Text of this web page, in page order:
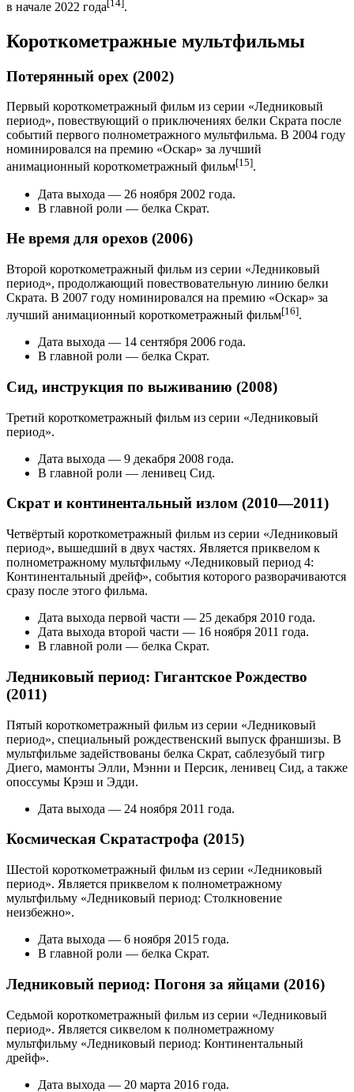
в начале 2022 года [14] .
Короткометражные мультфильмы
Потерянный орех (2002)
Первый короткометражный фильм из серии «Ледниковый
период», повествующий о приключениях белки Скрата после
событий первого полнометражного мультфильма. В 2004 году
номинировался на премию «Оскар» за лучший
анимационный короткометражный фильм[15].
Дата выхода — 26 ноября 2002 года.
В главной роли — белка Скрат.
Не время для орехов (2006)
Второй короткометражный фильм из серии «Ледниковый
период», продолжающий повествовательную линию белки
Скрата. В 2007 году номинировался на премию «Оскар» за
лучший анимационный короткометражный фильм[16].
Дата выхода — 14 сентября 2006 года.
В главной роли — белка Скрат.
Сид, инструкция по выживанию (2008)
Третий короткометражный фильм из серии «Ледниковый
период».
Дата выхода — 9 декабря 2008 года.
В главной роли — ленивец Сид.
Скрат и континентальный излом (2010—2011)
Четвёртый короткометражный фильм из серии «Ледниковый
период», вышедший в двух частях. Является приквелом к
полнометражному мультфильму «Ледниковый период 4:
Континентальный дрейф», события которого разворачиваются
сразу после этого фильма.
Дата выхода первой части — 25 декабря 2010 года.
Дата выхода второй части — 16 ноября 2011 года.
В главной роли — белка Скрат.
Ледниковый период: Гигантское Рождество
(2011)
Пятый короткометражный фильм из серии «Ледниковый
период», специальный рождественский выпуск франшизы. В
мультфильме задействованы белка Скрат, саблезубый тигр
Диего, мамонты Элли, Мэнни и Персик, ленивец Сид, а также
опоссумы Крэш и Эдди.
Дата выхода — 24 ноября 2011 года.
Космическая Скратастрофа (2015)
Шестой короткометражный фильм из серии «Ледниковый
период». Является приквелом к полнометражному
мультфильму «Ледниковый период: Столкновение
неизбежно».
Дата выхода — 6 ноября 2015 года.
В главной роли — белка Скрат.
Ледниковый период: Погоня за яйцами (2016)
Седьмой короткометражный фильм из серии «Ледниковый
период». Является сиквелом к полнометражному
мультфильму «Ледниковый период: Континентальный
дрейф».
Дата выхода — 20 марта 2016 года.